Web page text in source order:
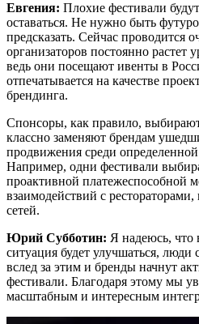
Евгения: Плохие фестивали
оставаться. Не нужно быть
предсказать. Сейчас проводится
организаторов постоянно растет
ведь они посещают ивенты в
отпечатывается на качестве
брендинга.
Спонсоры, как правило,
классно заменяют брендам
продвижения среди
Например, одни фестивали
проактивной платежеспособной
взаимодействий с
сетей.
Юрий Субботин: Я надеюсь, что
ситуация будет улучшаться, люди
вслед за этим и бренды начнут
фестивали. Благодаря этому мы
масштабным и интересным